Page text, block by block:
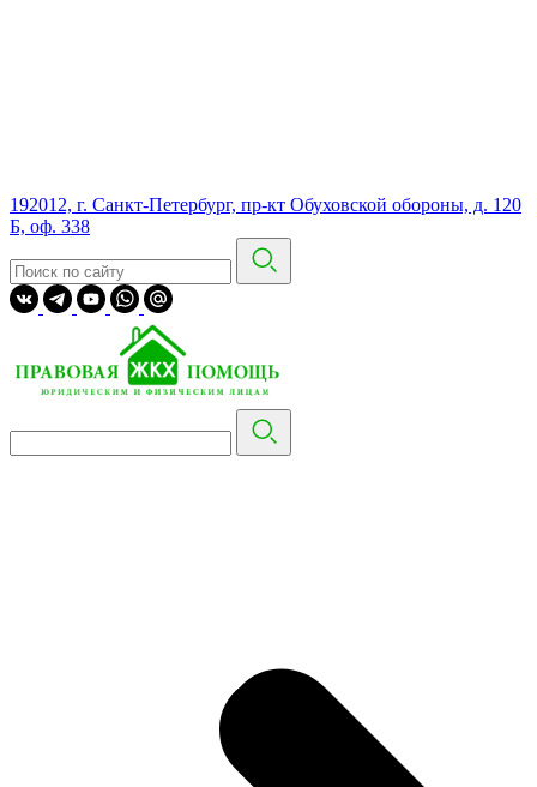
192012, г. Санкт-Петербург, пр-кт Обуховской обороны, д. 120
Б, оф. 338